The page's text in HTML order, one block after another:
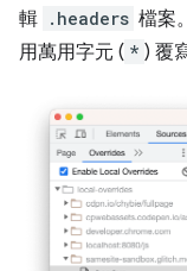
輯 .headers 檔案
用萬用字元 ( * ) 覆